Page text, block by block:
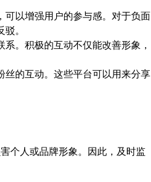
以增强用户的参与感。对于负面
。
。积极的互动不仅能改善形象，
丝的互动。这些平台可以用来分享
个人或品牌形象。因此，及时监